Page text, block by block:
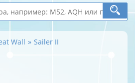
Wall Sailer II